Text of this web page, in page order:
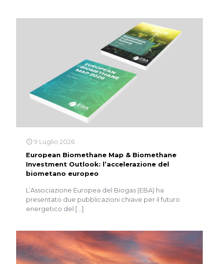
9 Luglio 2026
European Biomethane Map & Biomethane
Investment Outlook: l’accelerazione del
biometano europeo
L’Associazione Europea del Biogas (EBA) ha
presentato due pubblicazioni chiave per il futuro
energetico del […]